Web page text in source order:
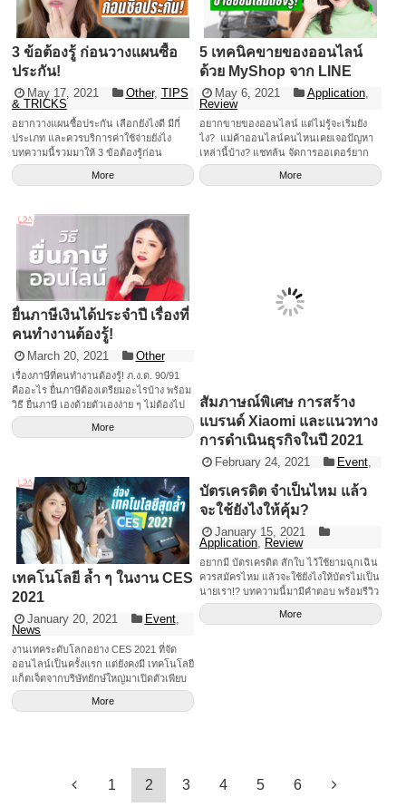
3 ข้อต้องรู้ ก่อนวางแผนซื้อ
ประกัน!
May 17, 2021 Other, TIPS
& TRICKS
อยากวางแผนซื้อประกัน เลือกยังไงดี มีกี่
ประเภท และควรบริการค่าใช้จ่ายยังไง
บทความนี้รวมมาให้ 3 ข้อต้องรู้ก่อน
วางแผนซื้อประกัน!
More
5 เทคนิคขายของออนไลน์
ด้วย MyShop จาก LINE
May 6, 2021 Application,
Review
อยากขายของออนไลน์ แต่ไม่รู้จะเริ่มยัง
ไง? แม่ค้าออนไลน์คนไหนเคยเจอปัญหา
เหล่านี้บ้าง? แชทล้น จัดการออเดอร์ยาก
ไม่มีเวลาตอบลูกค้า ฯลฯ สารพัดปัญหาของ
แม่ค้าออนไลน์ จะเริ่มขายออนไลน์ในยุคนี้
ขึ้น! แอปนี้เหมาะกับใคร? มือใหม่หัดขาย
พึ่งเริ่มต้นมีธุรกิจ ต้องการเครื่องมือที่ช่วย
เทคนิคขายของออนไลน์ ที่ใคร ๆ ก็ทำได้
ด้วย MyShop จาก LINE 1. ปิดการขายใน
ห้องแชท เดี๋ยวนี้การขายผ่านโซเชียลมีเดีย
เป็นที่นิยม เพราะว่าเราสามารถซื้อขาย
โอนจ่าย ทำได้ครบ จบในแอป บอกเลยว่า
More
ยื่นภาษีเงินได้ประจำปี เรื่องที่
คนทำงานต้องรู้!
March 20, 2021 Other
เรื่องภาษีที่คนทำงานต้องรู้! ภ.ง.ด. 90/91
คืออะไร ยื่นภาษีต้องเตรียมอะไรบ้าง พร้อม
วิธี ยื่นภาษี เองด้วยตัวเองง่าย ๆ ไม่ต้องไป
ถึงสรรพากร
More
February 24, 2021 Event
News
สัมภาษณ์พิเศษ Xiaomi แบรนด์ที่เติบโต
อย่างรวดเร็ว เกี่ยวกับวิสัยทัศน์และพันธกิจ
ของแบรนด์เสียวหมี่ และแนวทางดำเนิน
More
เทคโนโลยี ล้ำ ๆ ในงาน CES
2021
January 20, 2021 Event,
News
งานเทคระดับโลกอย่าง CES 2021 ที่จัด
ออนไลน์เป็นครั้งแรก แต่ยังคงมี เทคโนโลยี
แก็ตเจ็ตจากบริษัทยักษ์ใหญ่มาเปิดตัวเพียบ
มีอะไรน่าสนใจบ้าง?
More
บัตรเครดิต จำเป็นไหม แล้ว
จะใช้ยังไงให้คุ้ม?
January 15, 2021
Application, Review
อยากมี บัตรเครดิต สักใบ ไว้ใช้ยามฉุกเฉิน
ควรสมัครไหม แล้วจะใช้ยังไงให้บัตรไม่เป็น
นายเรา!? บทความนี้มามีคำตอบ พร้อมรีวิว
ตัวช่วยจัดการบัตรค่า~
More
1 2 3 4 5 6